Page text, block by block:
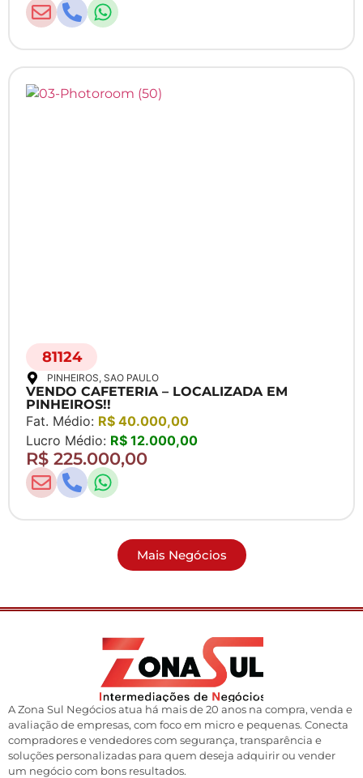
81124
PINHEIROS, SAO PAULO
VENDO CAFETERIA – LOCALIZADA EM
PINHEIROS!!
Fat. Médio: R$ 40.000,00
Lucro Médio: R$ 12.000,00
R$ 225.000,00
Mais Negócios
A Zona Sul Negócios atua há mais de 20 anos na compra, venda e
avaliação de empresas, com foco em micro e pequenas. Conecta
compradores e vendedores com segurança, transparência e
soluções personalizadas para quem deseja adquirir ou vender
um negócio com bons resultados.